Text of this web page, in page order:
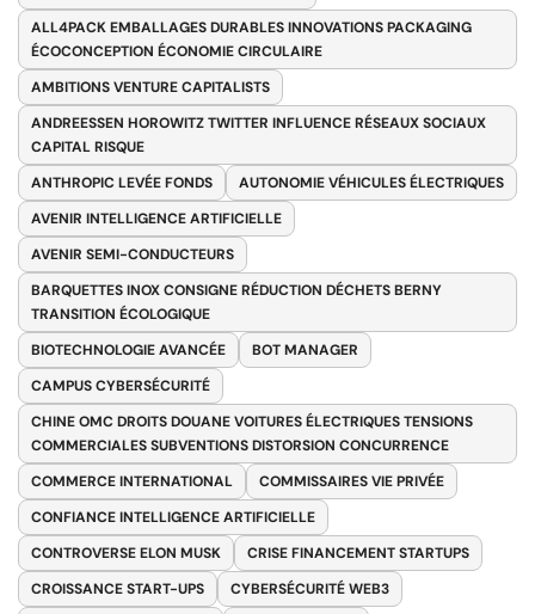
ALL4PACK EMBALLAGES DURABLES INNOVATIONS PACKAGING
ÉCOCONCEPTION ÉCONOMIE CIRCULAIRE
AMBITIONS VENTURE CAPITALISTS
ANDREESSEN HOROWITZ TWITTER INFLUENCE RÉSEAUX SOCIAUX
CAPITAL RISQUE
ANTHROPIC LEVÉE FONDS
AUTONOMIE VÉHICULES ÉLECTRIQUES
AVENIR INTELLIGENCE ARTIFICIELLE
AVENIR SEMI-CONDUCTEURS
BARQUETTES INOX CONSIGNE RÉDUCTION DÉCHETS BERNY
TRANSITION ÉCOLOGIQUE
BIOTECHNOLOGIE AVANCÉE
BOT MANAGER
CAMPUS CYBERSÉCURITÉ
CHINE OMC DROITS DOUANE VOITURES ÉLECTRIQUES TENSIONS
COMMERCIALES SUBVENTIONS DISTORSION CONCURRENCE
COMMERCE INTERNATIONAL
COMMISSAIRES VIE PRIVÉE
CONFIANCE INTELLIGENCE ARTIFICIELLE
CONTROVERSE ELON MUSK
CRISE FINANCEMENT STARTUPS
CROISSANCE START-UPS
CYBERSÉCURITÉ WEB3